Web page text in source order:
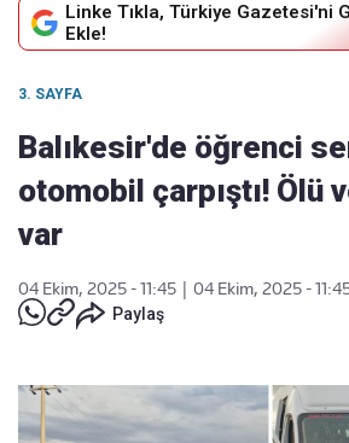
Linke Tıkla, Türkiye Gazetesi'ni
Ekle!
3. SAYFA
Balıkesir'de öğrenci
otomobil çarpıştı! Ölü
var
04 Ekim, 2025 - 11:45
04 Ekim, 2025 -
Paylaş